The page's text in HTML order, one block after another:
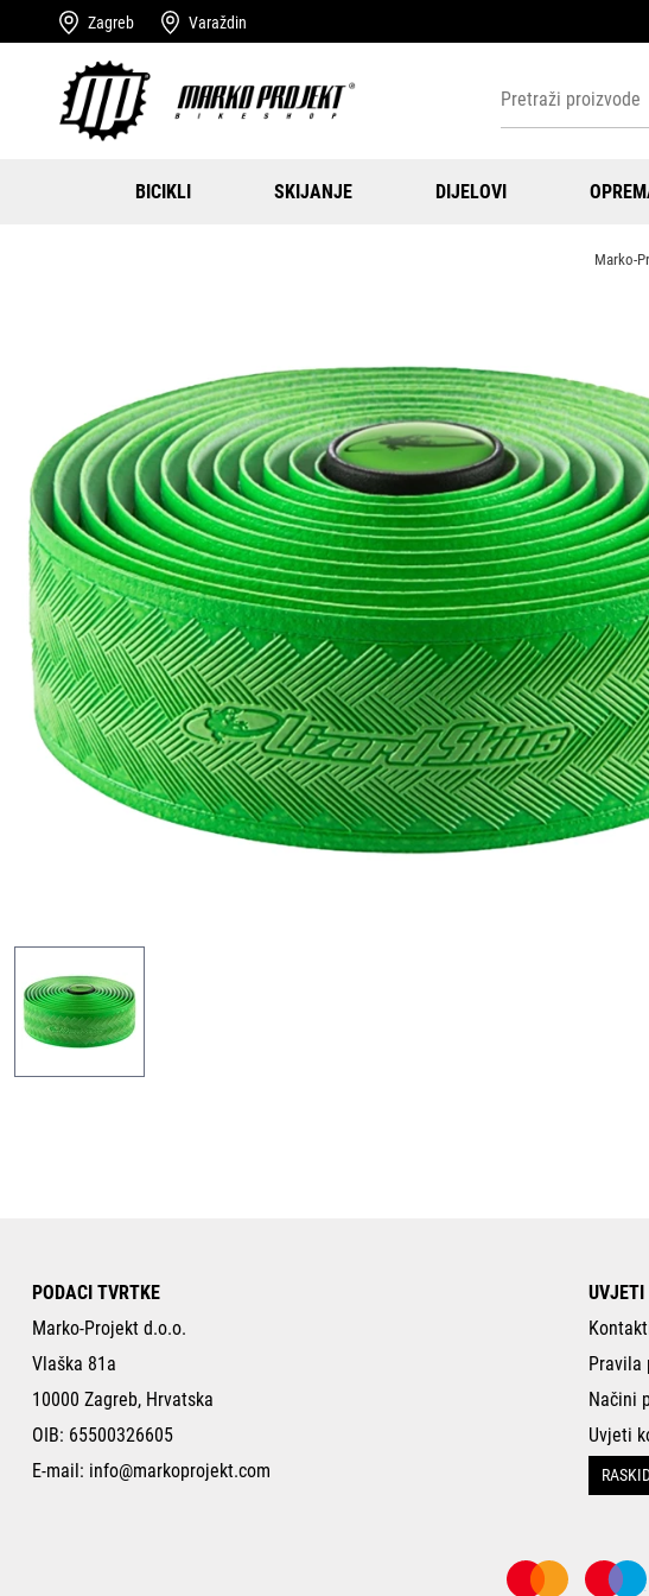
Zagreb Varaždin
BICIKLI SKIJANJE DIJELOVI
Marko-
PODACI TVRTKE
Marko-Projekt d.o.o.
Vlaška 81a
10000 Zagreb, Hrvatska
OIB: 65500326605
E-mail: info@markoprojekt.com
UVJETI
Pravila
Načini
Uvjeti